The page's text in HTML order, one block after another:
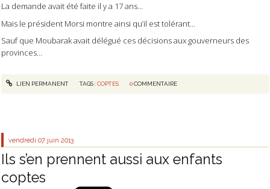
La demande avait été faite il y a 17 ans…
Mais le président Morsi montre ainsi qu’il est tolérant…
Sauf que Moubarak avait délégué ces décisions aux gouverneurs des
provinces…
LIEN PERMANENT TAGS :COPTES 0COMMENTAIRE
vendredi 07 juin 2013
Ils s’en prennent aussi aux enfants
coptes